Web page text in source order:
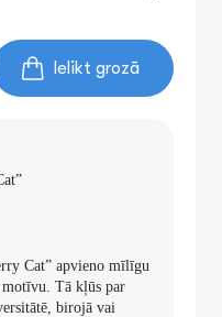
Ielikt grozā
Cat” apvieno mīlīgu
motīvu. Tā kļūs par
birojā vai